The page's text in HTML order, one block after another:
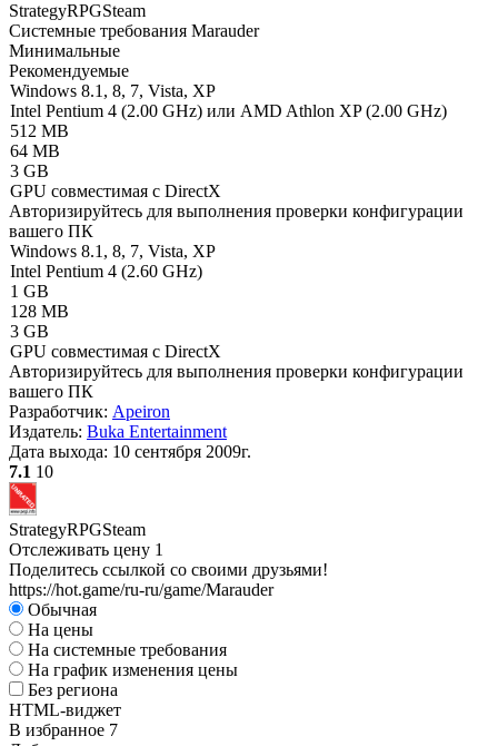
StrategyRPGSteam
Системные требования Marauder
Минимальные
Рекомендуемые
Windows 8.1, 8, 7, Vista, XP
Intel Pentium 4 (2.00 GHz) или AMD Athlon XP (2.00 GHz)
512 MB
64 MB
3 GB
GPU совместимая с DirectX
Авторизируйтесь для выполнения проверки конфигурации
вашего ПК
Windows 8.1, 8, 7, Vista, XP
Intel Pentium 4 (2.60 GHz)
1 GB
128 MB
3 GB
GPU совместимая с DirectX
Авторизируйтесь для выполнения проверки конфигурации
вашего ПК
Разработчик: Apeiron
Издатель: Buka Entertainment
Дата выхода: 10 сентября 2009г.
7.1 10
StrategyRPGSteam
Отслеживать цену 1
Поделитесь ссылкой со своими друзьями!
https://hot.game/ru-ru/game/Marauder
Обычная
На цены
На системные требования
На график изменения цены
Без региона
HTML-виджет
В избранное 7